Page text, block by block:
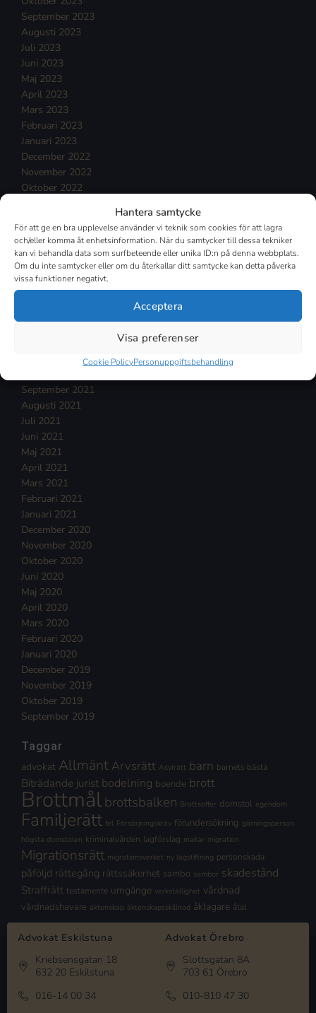
Hantera samtycke
För att ge en bra upplevelse använder vi teknik som cookies för att lagra
och/eller komma åt enhetsinformation. När du samtycker till dessa tekniker
kan vi behandla data som surfbeteende eller unika ID:n på denna webbplats.
Om du inte samtycker eller om du återkallar ditt samtycke kan detta påverka
vissa funktioner negativt.
Acceptera
Visa preferenser
Cookie PolicyPersonuppgiftsbehandling
September 2023
Augusti 2023
Juli 2023
Juni 2023
Maj 2023
April 2023
Mars 2023
Februari 2023
Januari 2023
December 2022
November 2022
Oktober 2022
Juli 2022
Juni 2022
Maj 2022
April 2022
November 2021
September 2021
Augusti 2021
Juli 2021
Juni 2021
Maj 2021
April 2021
Mars 2021
Februari 2021
Januari 2021
December 2020
November 2020
Oktober 2020
Juni 2020
Maj 2020
April 2020
Mars 2020
Februari 2020
Januari 2020
December 2019
November 2019
Oktober 2019
September 2019
Taggar
advokat Allmänt Arvsrätt Asylrätt barn barnets bästa
Biträdande jurist bodelning boende brott
Brottmålbrottsbalken Brottsoffer domstol egendom
Familjerätt fel Försörjningskrav förundersökning gärningsperson
högsta domstolen kriminalvården lagförslag makar migration
Migrationsrätt migrationsverket ny lagstiftning personskada
påföljd rättegång rättssäkerhet sambo sambor skadestånd
Straffrätt testamente umgänge verkställighet vårdnad
vårdnadshavare äktenskap äktenskapsskillnad åklagare åtal
Advokat Eskilstuna
Kriebsensgatan 18
632 20 Eskilstuna
016-14 00 34
Advokat Örebro
Slottsgatan 8A
703 61 Örebro
010-810 47 30